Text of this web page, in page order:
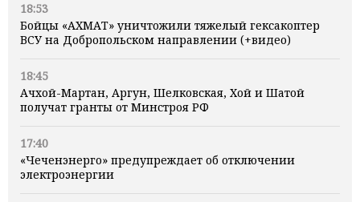
18:53
Бойцы «АХМАТ» уничтожили тяжелый гексакоптер
ВСУ на Добропольском направлении (+видео)
18:45
Ачхой-Мартан, Аргун, Шелковская, Хой и Шатой
получат гранты от Минстроя РФ
17:40
«Чеченэнерго» предупреждает об отключении
электроэнергии